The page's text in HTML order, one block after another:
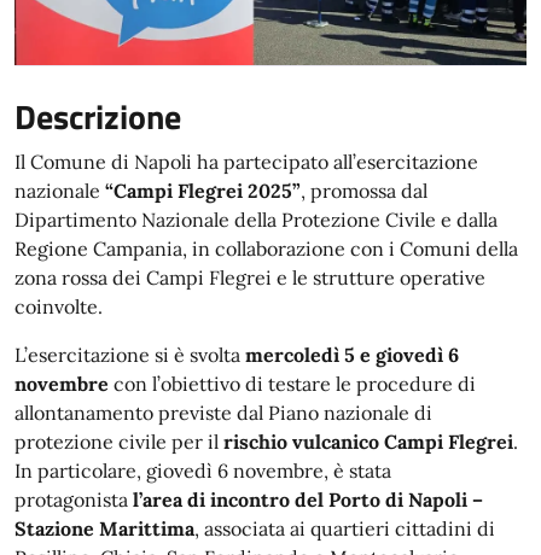
Descrizione
Il Comune di Napoli ha partecipato all’esercitazione
nazionale “Campi Flegrei 2025”, promossa dal
Dipartimento Nazionale della Protezione Civile e dalla
Regione Campania, in collaborazione con i Comuni della
zona rossa dei Campi Flegrei e le strutture operative
coinvolte.
L’esercitazione si è svolta mercoledì 5 e giovedì 6
novembre con l’obiettivo di testare le procedure di
allontanamento previste dal Piano nazionale di
protezione civile per il rischio vulcanico Campi Flegrei.
In particolare, giovedì 6 novembre, è stata
protagonista l’area di incontro del Porto di Napoli –
Stazione Marittima, associata ai quartieri cittadini di